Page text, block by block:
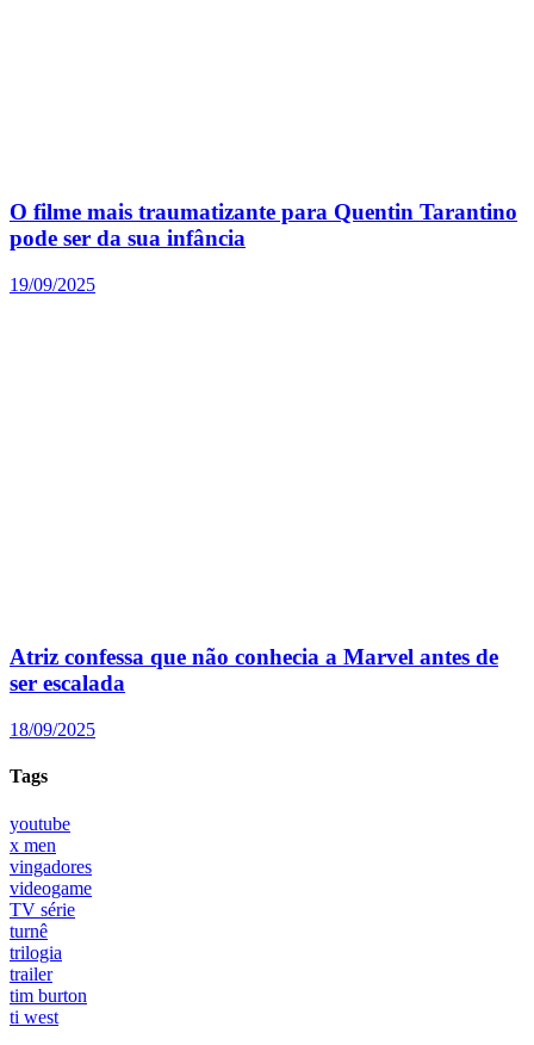
O filme mais traumatizante para Quentin Tarantino
pode ser da sua infância
19/09/2025
Atriz confessa que não conhecia a Marvel antes de
ser escalada
18/09/2025
Tags
youtube
x men
vingadores
videogame
TV série
turnê
trilogia
trailer
tim burton
ti west